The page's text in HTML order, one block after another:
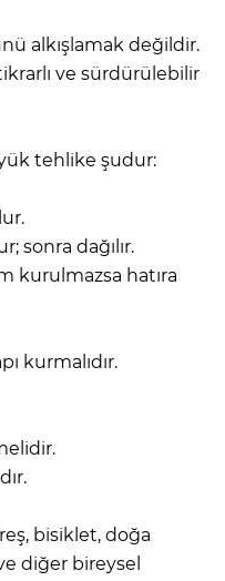
alkışlamak değildir.
ve sürdürülebilir
tehlike şudur:
sonra dağılır.
kurulmazsa hatıra
kurmalıdır.
bisiklet, doğa
diğer bireysel